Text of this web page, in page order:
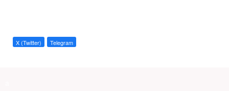
X (Twitter) Telegram